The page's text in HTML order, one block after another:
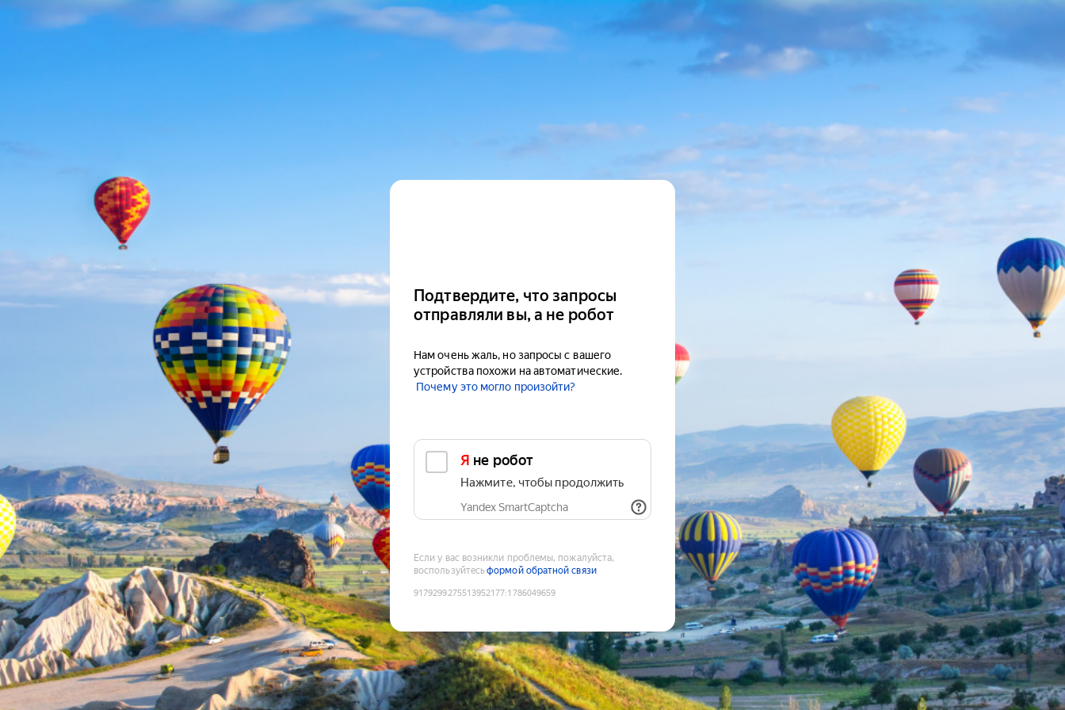
Подтвердите, что запросы
отправляли вы, а не робот
Нам очень жаль, но запросы с вашего
устройства похожи на автоматические.
Почему это могло произойти?
Я не робот
Нажмите, чтобы продолжить
Yandex SmartCaptcha
Если у вас возникли проблемы, пожалуйста,
воспользуйтесьформой обратной связи
9179299275513952177:1786049659